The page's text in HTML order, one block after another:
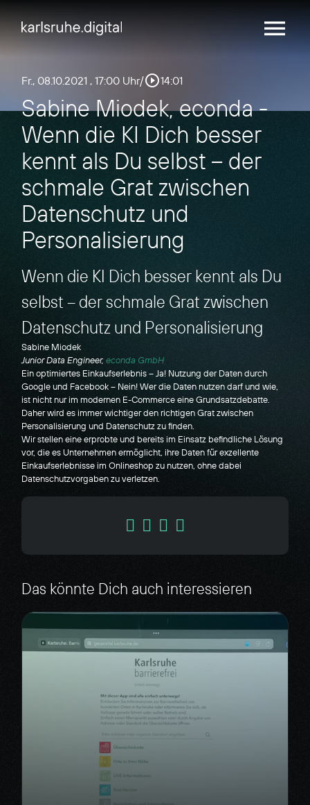
menu
Fr., 08.10.2021 , 17:00 Uhr/play_circle_outline14:01
Sabine Miodek, econda -
Wenn die KI Dich besser
kennt als Du selbst – der
schmale Grat zwischen
Datenschutz und
Personalisierung
Wenn die KI Dich besser kennt als Du
selbst – der schmale Grat zwischen
Datenschutz und Personalisierung
Sabine Miodek
Junior Data Engineer, econda GmbH
Ein optimiertes Einkaufserlebnis – Ja! Nutzung der Daten durch
Google und Facebook – Nein! Wer die Daten nutzen darf und wie,
ist nicht nur im modernen E-Commerce eine Grundsatzdebatte.
Daher wird es immer wichtiger den richtigen Grat zwischen
Personalisierung und Datenschutz zu finden.
Wir stellen eine erprobte und bereits im Einsatz befindliche Lösung
vor, die es Unternehmen ermöglicht, ihre Daten für exzellente
Einkaufserlebnisse im Onlineshop zu nutzen, ohne dabei
Datenschutzvorgaben zu verletzen.
Das könnte Dich auch interessieren